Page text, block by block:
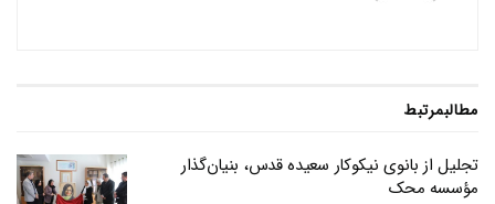
مطالبمرتبط
تجلیل از بانوی نیکوکار سعیده قدس، بنیان‌گذار
مؤسسه محک